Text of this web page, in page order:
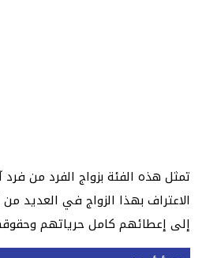
تمثل هذه الفئة بزواج الفرد من
الاعتراف بهذا الزواج في العديد
إلى إعطائهم كامل حرياتهم